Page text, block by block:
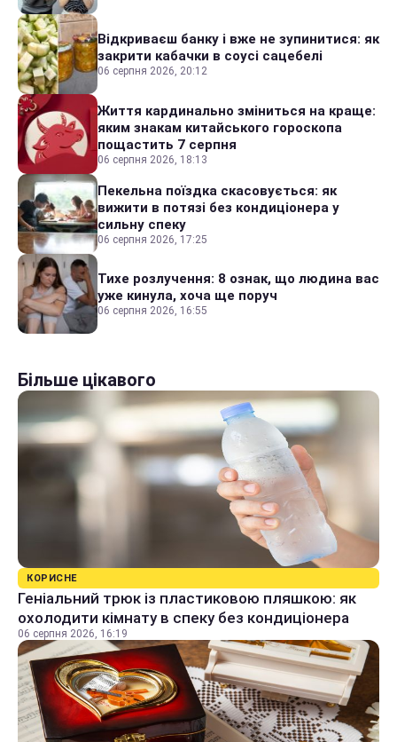
Відкриваєш банку і вже не зупинитися: як
закрити кабачки в соусі сацебелі
06 серпня 2026, 20:12
Життя кардинально зміниться на краще:
яким знакам китайського гороскопа
пощастить 7 серпня
06 серпня 2026, 18:13
Пекельна поїздка скасовується: як
вижити в потязі без кондиціонера у
сильну спеку
06 серпня 2026, 17:25
Тихе розлучення: 8 ознак, що людина вас
уже кинула, хоча ще поруч
06 серпня 2026, 16:55
Більше цікавого
КОРИСНЕ
Геніальний трюк із пластиковою пляшкою: як
охолодити кімнату в спеку без кондиціонера
06 серпня 2026, 16:19